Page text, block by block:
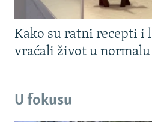
Kako su ratni recepti i
vraćali život u normalu
U fokusu